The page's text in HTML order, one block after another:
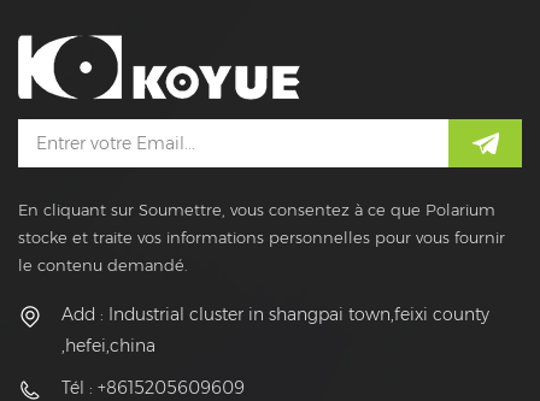
En cliquant sur Soumettre, vous consentez à ce que Polarium
stocke et traite vos informations personnelles pour vous fournir
le contenu demandé.
Add : Industrial cluster in shangpai town,feixi county
,hefei,china
Tél : +8615205609609